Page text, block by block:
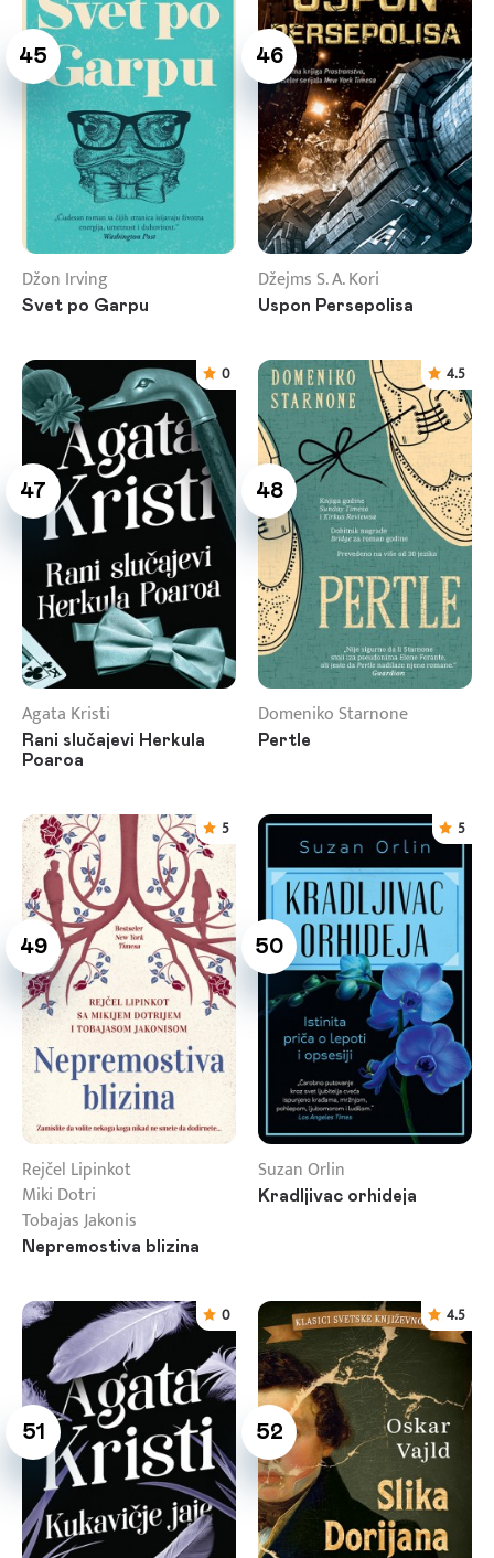
45
Džon Irving
Svet po Garpu
46
Džejms S. A. Kori
Uspon Persepolisa
47
0
Agata Kristi
Rani slučajevi Herkula
Poaroa
48
4.5
Domeniko Starnone
Pertle
49
5
Rejčel Lipinkot
Miki Dotri
Tobajas Jakonis
Nepremostiva blizina
50
5
Suzan Orlin
Kradljivac orhideja
51
0
52
4.5